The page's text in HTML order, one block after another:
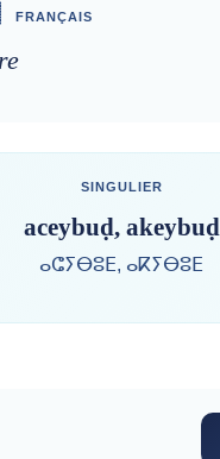
FRANÇAIS
SINGULIER
aceybuḍ, akeybuḍ
ⴰⵛⵢⴱⵓⴹ, ⴰⴽⵢⴱⵓⴹ